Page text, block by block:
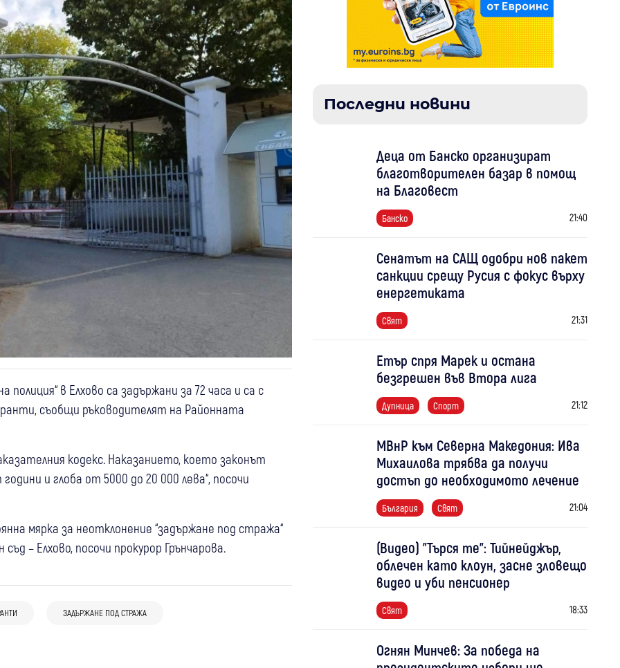
в Елхово са задържани за 72 часа и са с
съобщи ръководителят на Районната
кодекс. Наказанието, което законът
и глоба от 5000 до 20 000 лева“, посочи
мярка за неотклонение “задържане под стража“
– Елхово, посочи прокурор Грънчарова.
ЗАДЪРЖАНЕ ПОД СТРАЖА
От Благоевград през Дупница до
тримата обвинени за дръзкия обир
10 души вече са задържани за
Разследващите откриха дрога, оръжия
за разкритата фабрика за смърт:
Последни новини
Деца от Банско организират
благотворителен базар в помощ
на Благовест
Банско 21:40
Сенатът на САЩ одобри нов пакет
санкции срещу Русия с фокус върху
енергетиката
Свят 21:31
Етър спря Марек и остана
безгрешен във Втора лига
Дупница Спорт 21:12
МВнР към Северна Македония: Ива
Михаилова трябва да получи
достъп до необходимото лечение
България Свят 21:04
(Видео) "Търся те": Тийнейджър,
облечен като клоун, засне зловещо
видео и уби пенсионер
Свят 18:33
Огнян Минчев: За победа на